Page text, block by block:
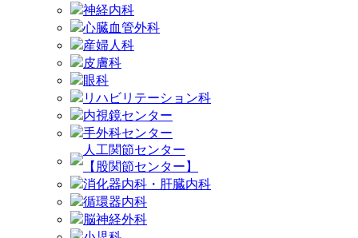
神経内科
心臓血管外科
産婦人科
皮膚科
眼科
リハビリテーション科
内視鏡センター
手外科センター
人工関節センター
【股関節センター】
消化器内科・肝臓内科
循環器内科
脳神経外科